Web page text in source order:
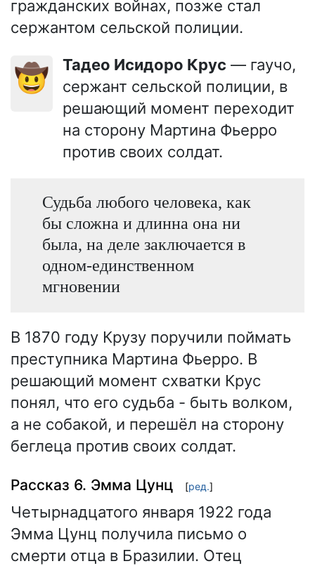
гражданских войнах, позже стал
сержантом сельской полиции.
🤠 Тадео Исидоро Крус — гаучо,
сержант сельской полиции, в
решающий момент переходит
на сторону Мартина Фьерро
против своих солдат.
Судьба любого человека, как
бы сложна и длинна она ни
была, на деле заключается в
одном-единственном
мгновении
В 1870 году Крузу поручили поймать
преступника Мартина Фьерро. В
решающий момент схватки Крус
понял, что его судьба - быть волком,
а не собакой, и перешёл на сторону
беглеца против своих солдат.
Рассказ 6. Эмма Цунц [ред.]
Четырнадцатого января 1922 года
Эмма Цунц получила письмо о
смерти отца в Бразилии. Отец